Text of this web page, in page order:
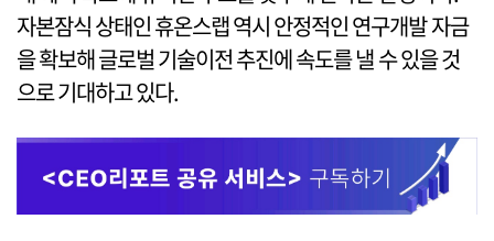
자본잠식 상태인 휴온스랩 역시 안정적인 연구개발 자금
을 확보해 글로벌 기술이전 추진에 속도를 낼 수 있을 것
으로 기대하고 있다.